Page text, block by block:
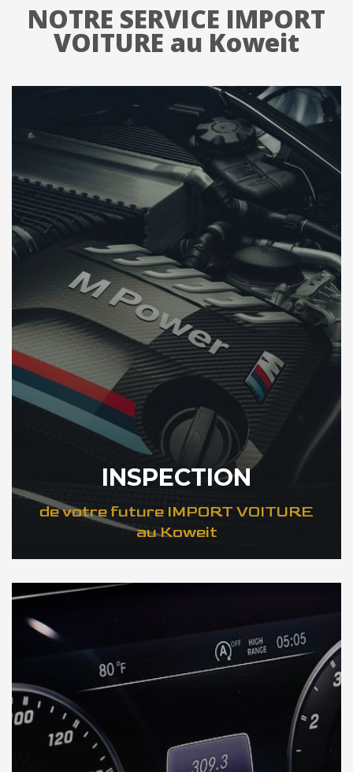
NOTRE SERVICE IMPORT
VOITURE au Koweit
INSPECTION
de votre future IMPORT VOITURE
au Koweit
DÉCOUVREZ VOTRE INSPECTION AUTO au Koweit